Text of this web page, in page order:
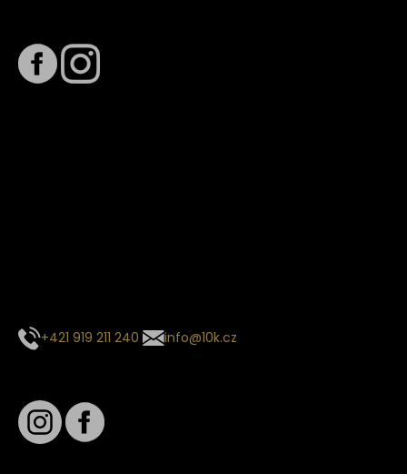
+421 919 211 240 info@10k.cz